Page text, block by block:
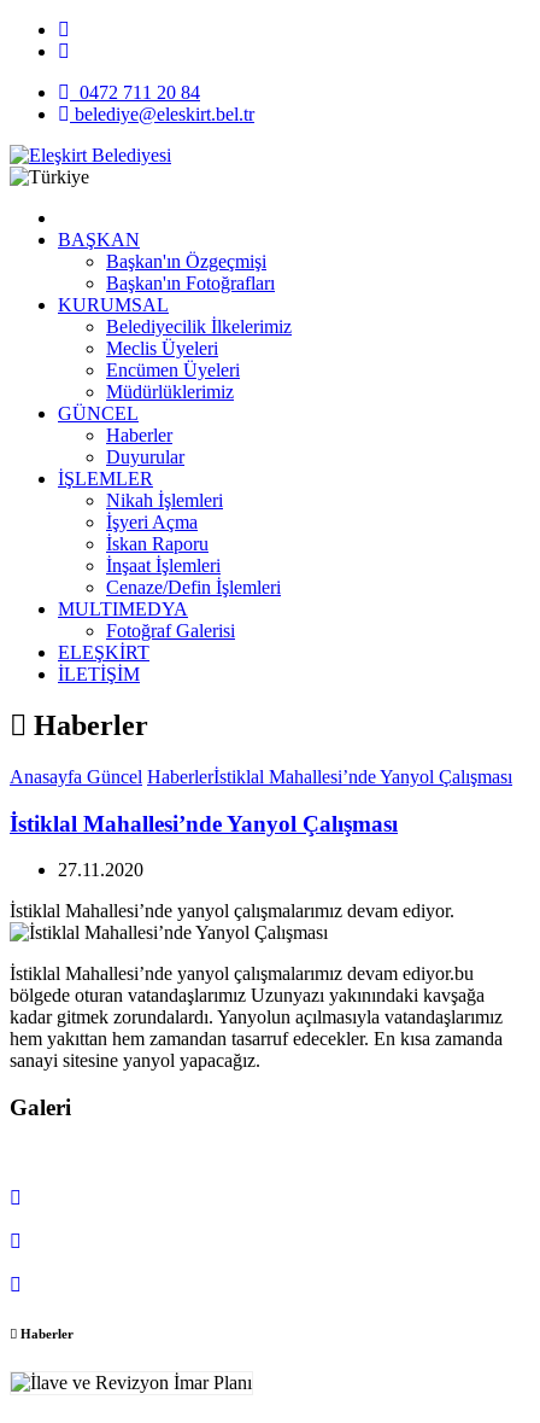
0472 711 20 84
belediye@eleskirt.bel.tr
BAŞKAN
Başkan'ın Özgeçmişi
Başkan'ın Fotoğrafları
KURUMSAL
Belediyecilik İlkelerimiz
Meclis Üyeleri
Encümen Üyeleri
Müdürlüklerimiz
GÜNCEL
Haberler
Duyurular
İŞLEMLER
Nikah İşlemleri
İşyeri Açma
İskan Raporu
İnşaat İşlemleri
Cenaze/Defin İşlemleri
MULTIMEDYA
Fotoğraf Galerisi
ELEŞKİRT
İLETİŞİM
Haberler
Anasayfa Güncel Haberlerİstiklal Mahallesi’nde Yanyol Çalışması
İstiklal Mahallesi’nde Yanyol Çalışması
27.11.2020
İstiklal Mahallesi’nde yanyol çalışmalarımız devam ediyor.
İstiklal Mahallesi’nde yanyol çalışmalarımız devam ediyor.bu
bölgede oturan vatandaşlarımız Uzunyazı yakınındaki kavşağa
kadar gitmek zorundalardı. Yanyolun açılmasıyla vatandaşlarımız
hem yakıttan hem zamandan tasarruf edecekler. En kısa zamanda
sanayi sitesine yanyol yapacağız.
Galeri
Haberler